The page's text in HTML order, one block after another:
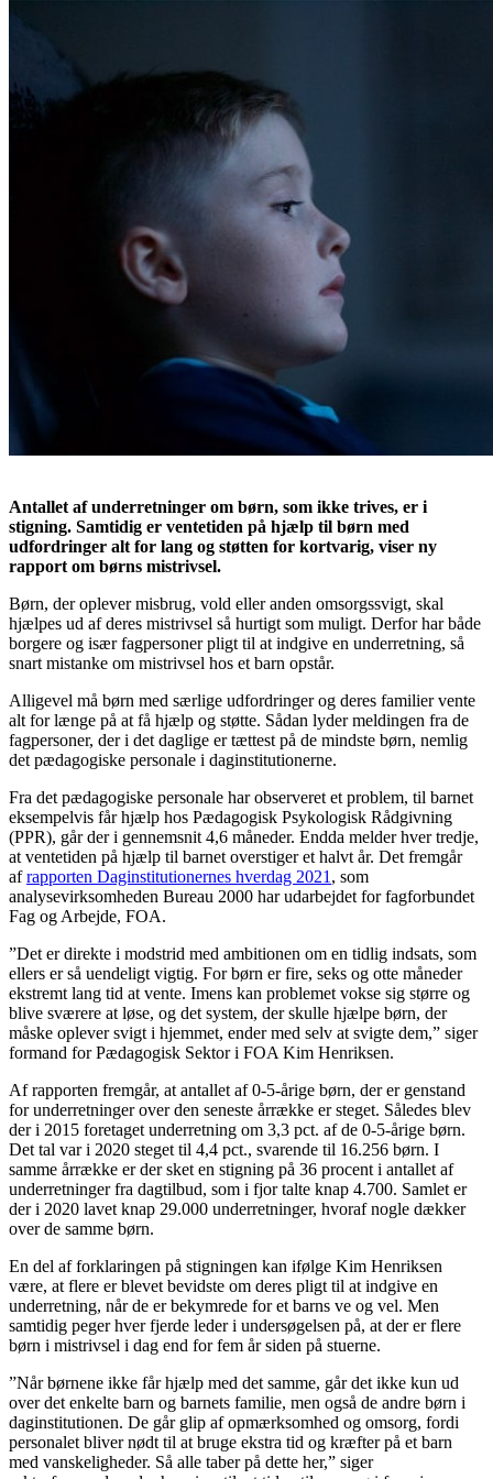
Antallet af underretninger om børn, som ikke trives, er i
stigning. Samtidig er ventetiden på hjælp til børn med
udfordringer alt for lang og støtten for kortvarig, viser ny
rapport om børns mistrivsel.
Børn, der oplever misbrug, vold eller anden omsorgssvigt, skal
hjælpes ud af deres mistrivsel så hurtigt som muligt. Derfor har både
borgere og især fagpersoner pligt til at indgive en underretning, så
snart mistanke om mistrivsel hos et barn opstår.
Alligevel må børn med særlige udfordringer og deres familier vente
alt for længe på at få hjælp og støtte. Sådan lyder meldingen fra de
fagpersoner, der i det daglige er tættest på de mindste børn, nemlig
det pædagogiske personale i daginstitutionerne.
Fra det pædagogiske personale har observeret et problem, til barnet
eksempelvis får hjælp hos Pædagogisk Psykologisk Rådgivning
(PPR), går der i gennemsnit 4,6 måneder. Endda melder hver tredje,
at ventetiden på hjælp til barnet overstiger et halvt år. Det fremgår
afrapporten Daginstitutionernes hverdag 2021 , som
analysevirksomheden Bureau 2000 har udarbejdet for fagforbundet
Fag og Arbejde, FOA.
”Det er direkte i modstrid med ambitionen om en tidlig indsats, som
ellers er så uendeligt vigtig. For børn er fire, seks og otte måneder
ekstremt lang tid at vente. Imens kan problemet vokse sig større og
blive sværere at løse, og det system, der skulle hjælpe børn, der
måske oplever svigt i hjemmet, ender med selv at svigte dem,” siger
formand for Pædagogisk Sektor i FOA Kim Henriksen.
Af rapporten fremgår, at antallet af 0-5-årige børn, der er genstand
for underretninger over den seneste årrække er steget. Således blev
der i 2015 foretaget underretning om 3,3 pct. af de 0-5-årige børn.
Det tal var i 2020 steget til 4,4 pct., svarende til 16.256 børn. I
samme årrække er der sket en stigning på 36 procent i antallet af
underretninger fra dagtilbud, som i fjor talte knap 4.700. Samlet er
der i 2020 lavet knap 29.000 underretninger, hvoraf nogle dækker
over de samme børn.
En del af forklaringen på stigningen kan ifølge Kim Henriksen
være, at flere er blevet bevidste om deres pligt til at indgive en
underretning, når de er bekymrede for et barns ve og vel. Men
samtidig peger hver fjerde leder i undersøgelsen på, at der er flere
børn i mistrivsel i dag end for fem år siden på stuerne.
”Når børnene ikke får hjælp med det samme, går det ikke kun ud
over det enkelte barn og barnets familie, men også de andre børn i
daginstitutionen. De går glip af opmærksomhed og omsorg, fordi
personalet bliver nødt til at bruge ekstra tid og kræfter på et barn
med vanskeligheder. Så alle taber på dette her,” siger